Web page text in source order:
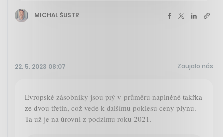
MICHAL ŠUSTR
22. 5. 2023 08:07 Zaujalo nás
Evropské zásobníky jsou prý v průměru naplněné takřka
ze dvou třetin, což vede k dalšímu poklesu ceny plynu.
Ta už je na úrovni z podzimu roku 2021.